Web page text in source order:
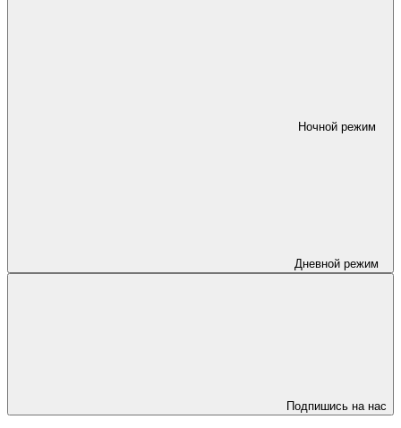
Ночной режим
Дневной режим
Подпишись на нас